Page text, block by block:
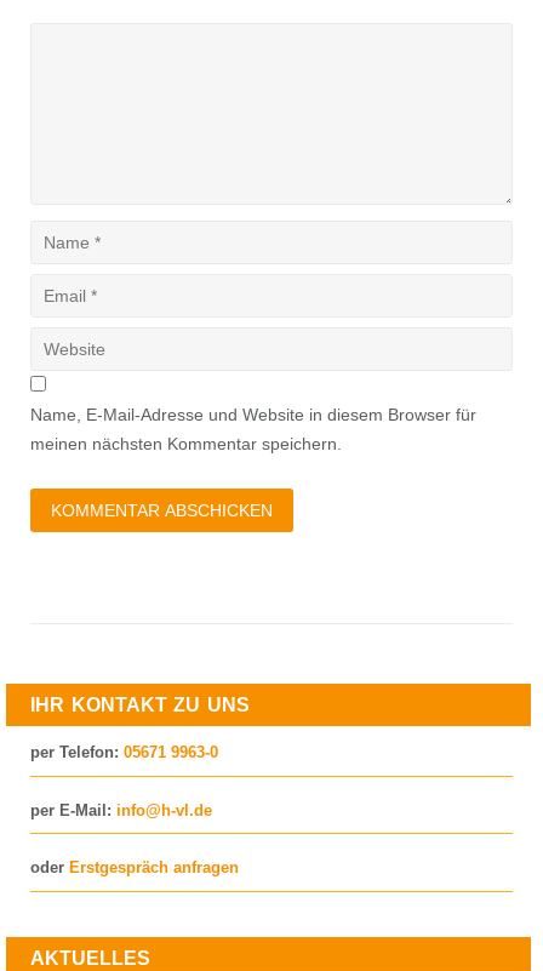
Name, E-Mail-Adresse und Website in diesem Browser für
meinen nächsten Kommentar speichern.
IHR KONTAKT ZU UNS
per Telefon: 05671 9963-0
per E-Mail: info@h-vl.de
oder Erstgespräch anfragen
AKTUELLES